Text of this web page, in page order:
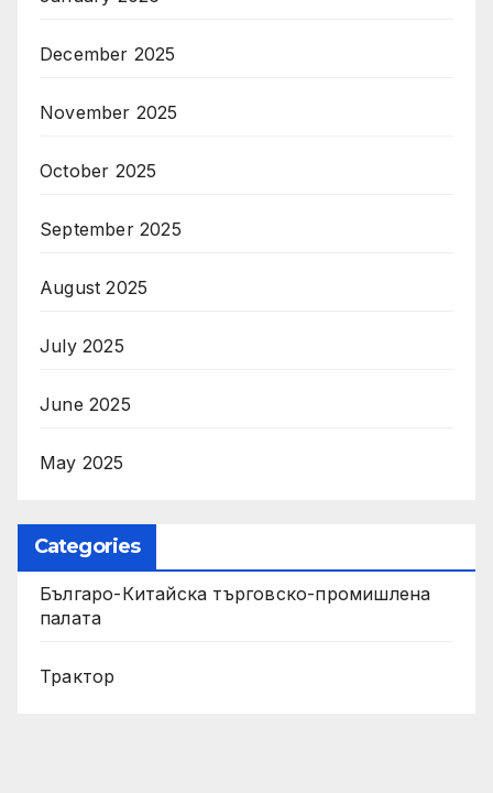
December 2025
November 2025
October 2025
September 2025
August 2025
July 2025
June 2025
May 2025
Categories
Българо-Китайска търговско-промишлена
палата
Трактор